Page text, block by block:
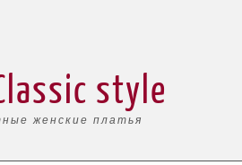
женские платья
style